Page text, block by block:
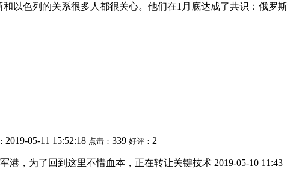
以色列的关系很多人都很关心。他们在1月底达成了共识：俄罗斯
2019-05-11 15:52:18 点击： 339 好评： 2
，为了回到这里不惜血本，正在转让关键技术 2019-05-10 11:43